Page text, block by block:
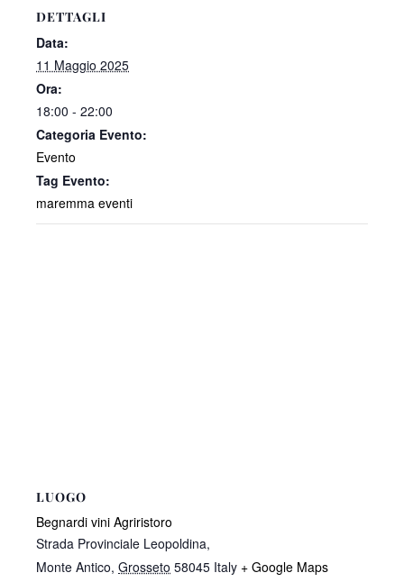
DETTAGLI
Data:
11 Maggio 2025
Ora:
18:00 - 22:00
Categoria Evento:
Evento
Tag Evento:
maremma eventi
LUOGO
Begnardi vini Agriristoro
Strada Provinciale Leopoldina,
Monte Antico, Grosseto 58045 Italy + Google Maps